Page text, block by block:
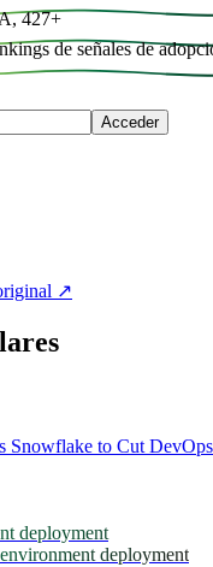
427+
de señales de
Acceder
↗
Snowflake to Cut DevOps
deployment
deployment